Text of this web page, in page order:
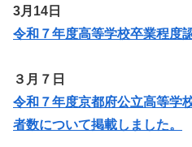
3月14日
令和７年度高等学校卒業程度
３月７日
令和７年度京都府公立高等学
者数について掲載しました。